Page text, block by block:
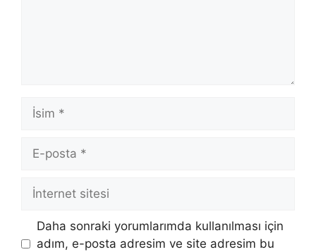
İsim
posta
İnternet
Daha sonraki yorumlarımda kullanılması için
adım, e-posta adresim ve site adresim bu